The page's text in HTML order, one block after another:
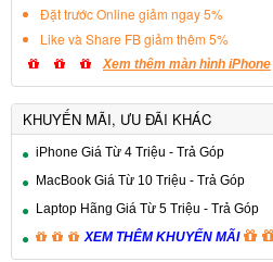
Đặt trước Online giảm ngay 5%
Like và Share FB giảm thêm 5%
Xem thêm màn hình iPhone
KHUYẾN MÃI, ƯU ĐÃI KHÁC
iPhone Giá Từ 4 Triệu - Trả Góp
MacBook Giá Từ 10 Triệu - Trả Góp
Laptop Hãng Giá Từ 5 Triệu - Trả Góp
XEM THÊM KHUYẾN MÃI